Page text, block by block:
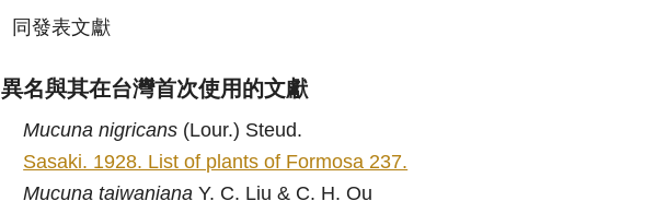
同發表文獻
異名與其在台灣首次使用的文獻
Mucuna nigricans (Lour.) Steud.
Sasaki. 1928. List of plants of Formosa 237.
Mucuna taiwaniana Y. C. Liu & C. H. Ou